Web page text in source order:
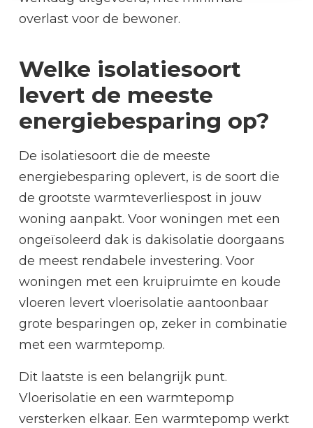
overlast voor de bewoner.
Welke isolatiesoort
levert de meeste
energiebesparing op?
De isolatiesoort die de meeste
energiebesparing oplevert, is de soort die
de grootste warmteverliespost in jouw
woning aanpakt. Voor woningen met een
ongeïsoleerd dak is dakisolatie doorgaans
de meest rendabele investering. Voor
woningen met een kruipruimte en koude
vloeren levert vloerisolatie aantoonbaar
grote besparingen op, zeker in combinatie
met een warmtepomp.
Dit laatste is een belangrijk punt.
Vloerisolatie en een warmtepomp
versterken elkaar. Een warmtepomp werkt